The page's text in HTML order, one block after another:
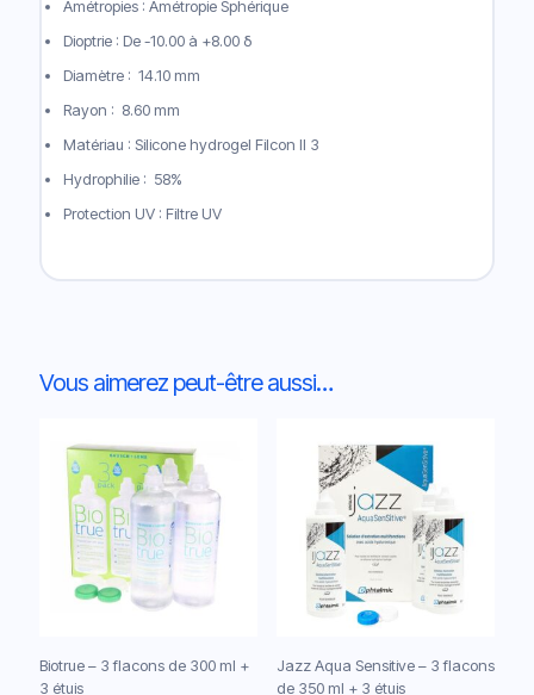
Amétropies : Amétropie Sphérique
Dioptrie : De -10.00 à +8.00 δ
Diamètre : 14.10 mm
Rayon : 8.60 mm
Matériau : Silicone hydrogel Filcon II 3
Hydrophilie : 58%
Protection UV : Filtre UV
Vous aimerez peut-être aussi…
Biotrue – 3 flacons de 300 ml +
3 étuis
Jazz Aqua Sensitive – 3 flacons
de 350 ml + 3 étuis